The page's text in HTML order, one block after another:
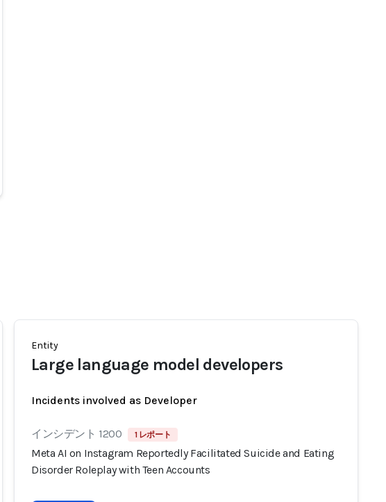
Entity
Large language model developers
Incidents involved as Developer
インシデント 1200 1 レポート
Meta AI on Instagram Reportedly Facilitated Suicide and Eating
Disorder Roleplay with Teen Accounts